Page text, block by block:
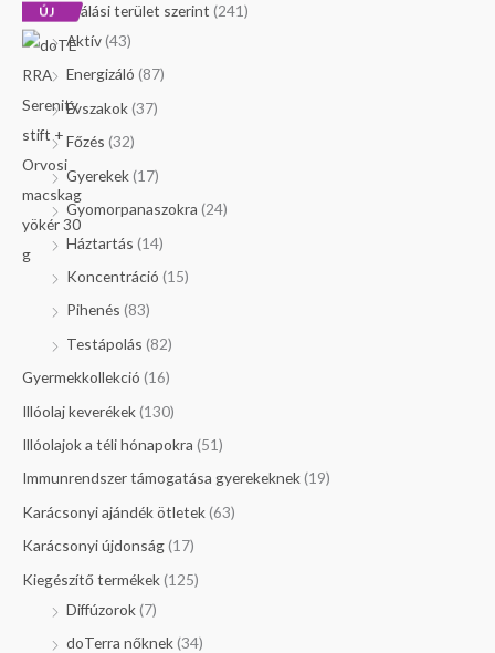
ÚJ
Felhasználási terület szerint (241)
Aktív(43)
Energizáló (87)
Évszakok(37)
Főzés (32)
Gyerekek(17)
Gyomorpanaszokra (24)
Háztartás (14)
Koncentráció (15)
Pihenés (83)
Testápolás (82)
Gyermekkollekció (16)
Illóolaj keverékek(130)
Illóolajok a téli hónapokra (51)
Immunrendszer támogatása gyerekeknek(19)
Karácsonyi ajándék ötletek(63)
Karácsonyi újdonság(17)
Kiegészítő termékek(125)
Diffúzorok(7)
doTerra nőknek(34)